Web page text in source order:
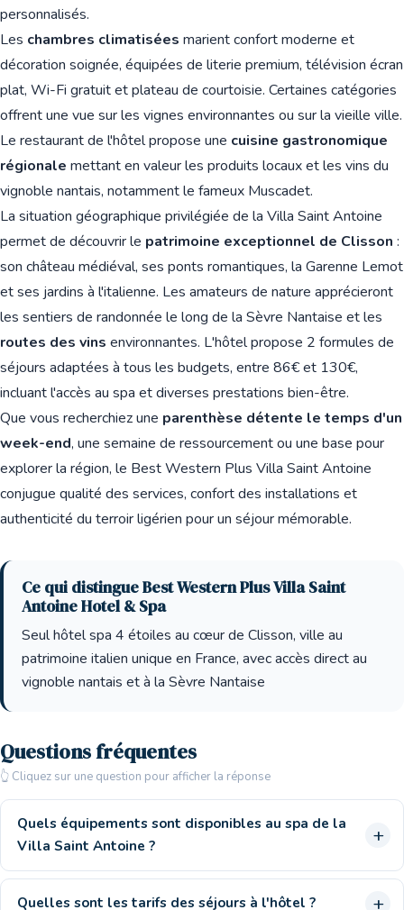
personnalisés.
Les chambres climatisées marient confort moderne et
décoration soignée, équipées de literie premium, télévision écran
plat, Wi-Fi gratuit et plateau de courtoisie. Certaines catégories
offrent une vue sur les vignes environnantes ou sur la vieille ville.
Le restaurant de l'hôtel propose une cuisine gastronomique
régionale mettant en valeur les produits locaux et les vins du
vignoble nantais, notamment le fameux Muscadet.
La situation géographique privilégiée de la Villa Saint Antoine
permet de découvrir le patrimoine exceptionnel de Clisson :
son château médiéval, ses ponts romantiques, la Garenne Lemot
et ses jardins à l'italienne. Les amateurs de nature apprécieront
les sentiers de randonnée le long de la Sèvre Nantaise et les
routes des vins environnantes. L'hôtel propose 2 formules de
séjours adaptées à tous les budgets, entre 86€ et 130€,
incluant l'accès au spa et diverses prestations bien-être.
Que vous recherchiez une parenthèse détente le temps d'un
week-end, une semaine de ressourcement ou une base pour
explorer la région, le Best Western Plus Villa Saint Antoine
conjugue qualité des services, confort des installations et
authenticité du terroir ligérien pour un séjour mémorable.
Ce qui distingue Best Western Plus Villa Saint
Antoine Hotel & Spa
Seul hôtel spa 4 étoiles au cœur de Clisson, ville au
patrimoine italien unique en France, avec accès direct au
vignoble nantais et à la Sèvre Nantaise
Questions fréquentes
👆 Cliquez sur une question pour afficher la réponse
Quels équipements sont disponibles au spa de la
Villa Saint Antoine ?
Quelles sont les tarifs des séjours à l'hôtel ?